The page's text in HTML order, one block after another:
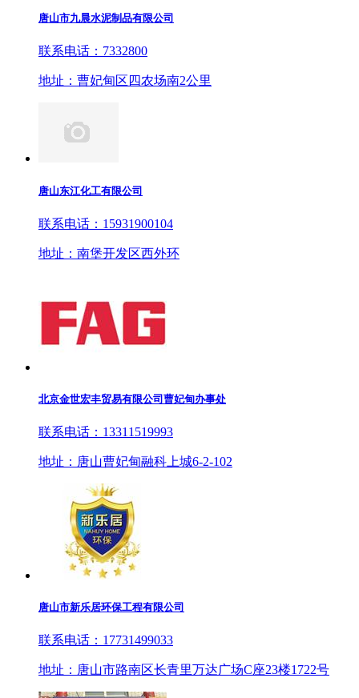
唐山市九晨水泥制品有限公司
联系电话：7332800
地址：曹妃甸区四农场南2公里
唐山东江化工有限公司
联系电话：15931900104
地址：南堡开发区西外环
北京金世宏丰贸易有限公司曹妃甸办事处
联系电话：13311519993
地址：唐山曹妃甸融科上城6-2-102
唐山市新乐居环保工程有限公司
联系电话：17731499033
地址：唐山市路南区长青里万达广场C座23楼1722号